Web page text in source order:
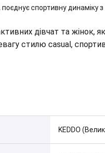
спортивну динаміку
дівчат та жінок,
стилю casual,
KEDDO